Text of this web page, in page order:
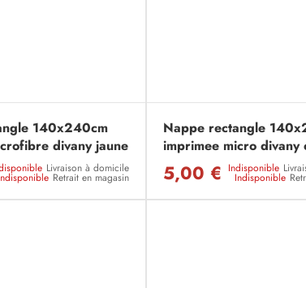
140x240cm
divany jaune
Livraison à domicile
Retrait en magasin
Nappe rectangle
imprimee micro divany
5,00 € Indisponible
Indisponible